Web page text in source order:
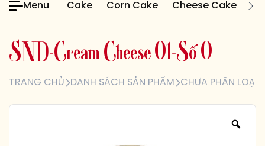
Menu Cake Corn Cake Cheese Cake
S N D-Cream Cheese 01-Số 0
TRANG CHỦ DANH SÁCH SẢN PHẨM CHƯA PHÂN LOẠI